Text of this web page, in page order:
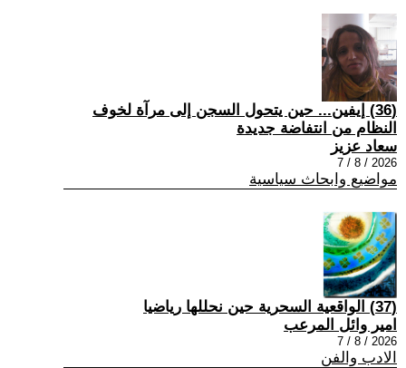
(36) إيفين... حين يتحول السجن إلى مرآة لخوف
النظام من انتفاضة جديدة
سعاد عزيز
2026 / 8 / 7
مواضيع وابحاث سياسية
(37) الواقعية السحرية حين نحللها رياضيا
امير وائل المرعب
2026 / 8 / 7
الادب والفن